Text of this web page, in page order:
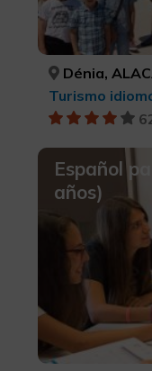
Dénia,
Turismo
Español
años)